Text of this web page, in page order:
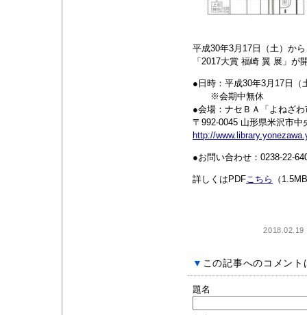
平成30年3月17日（土）か
「2017大賞 福崎 翼 展」が
●日時：平成30年3月17日
※会期中無休
●会場：ナセＢＡ「よねざ
〒992-0045 山形県米沢市中
http://
●お問い合わせ：0238-22-
詳しくはPDFこちら （
▼ この記事へのコメント
題名